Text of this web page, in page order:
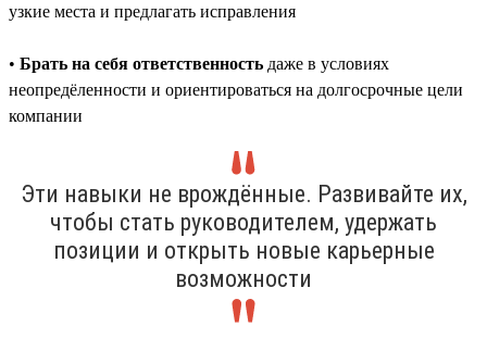
узкие места и предлагать исправления
• Брать на себя ответственность даже в условиях
неопредёленности и ориентироваться на долгосрочные цели
компании
Эти навыки не врождённые. Развивайте их,
чтобы стать руководителем, удержать
позиции и открыть новые карьерные
возможности